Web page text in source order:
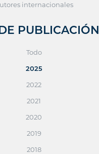
internacionales
PUBLICACIÓN
Todo
2025
2022
2021
2020
2019
2018